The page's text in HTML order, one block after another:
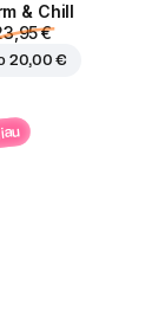
& Chill
€
20,00 €